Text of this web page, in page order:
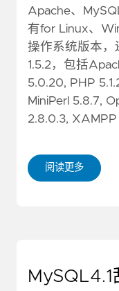
Apache、
有for Linux、
操作系统版本，
1.5.2，包括
5.0.20, PHP
MiniPerl 5.8.7,
2.8.0.3,
阅读更多
MySQL4.1